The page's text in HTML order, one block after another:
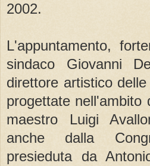
2002.
L'appuntamento,
sindaco Giovanni
direttore artistico
progettate nell'ambito
maestro Luigi
anche dalla
presieduta da